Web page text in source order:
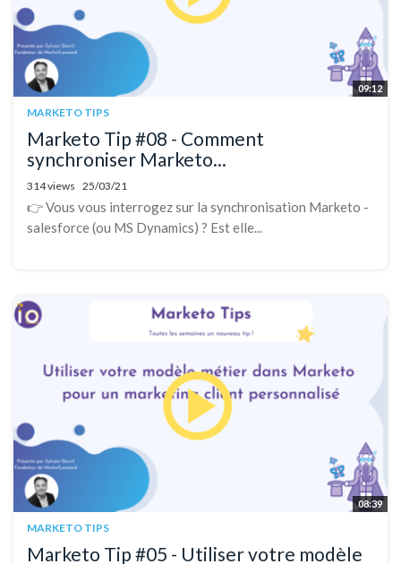
09:12
MARKETO TIPS
Marketo Tip #08 - Comment
synchroniser Marketo...
314 views 25/03/21
👉 Vous vous interrogez sur la synchronisation Marketo -
salesforce (ou MS Dynamics) ? Est elle...
08:39
MARKETO TIPS
Marketo Tip #05 - Utiliser votre modèle